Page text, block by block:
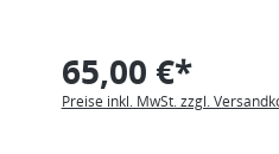
65,00 €*
Preise inkl. MwSt. zzgl.